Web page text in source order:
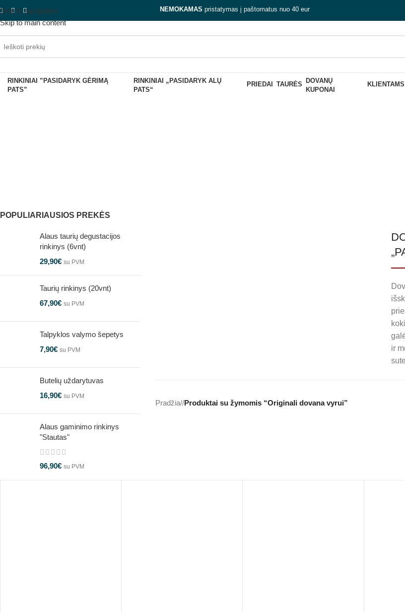
Skip to navigation
Skip to main content
NEMOKAMAS pristatymas į paštomatus nuo 40 eur
RINKINIAI ”PASIDARYK GĖRIMĄ
PATS”
RINKINIAI „PASIDARYK ALŲ
PATS“
PRIEDAI TAURĖS
DOVANŲ
KUPONAI
KLIENTAMS
Originali dovana
POPULIARIAUSIOS PREKĖS
Alaus taurių degustacijos
rinkinys (6vnt)
29,90€ su PVM
Taurių rinkinys (20vnt)
67,90€ su PVM
Talpyklos valymo šepetys
7,90€ su PVM
Butelių uždarytuvas
16,90€ su PVM
Alaus gaminimo rinkinys
"Stautas"
96,90€ su PVM
ir
Pradžia/ Produktai su žymomis “Originali dovana vyrui”